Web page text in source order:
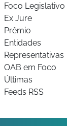
Foco Legislativo
Ex Jure
Prêmio
Entidades
Representativas
OAB em Foco
Últimas
Feeds RSS